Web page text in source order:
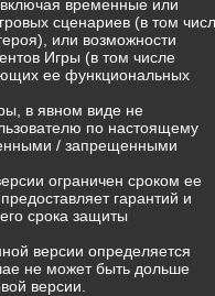
временные или
сценариев (в том
или возможности
Игры (в том числе
ее функциональных
в явном виде не
по настоящему
/ запрещенными
ограничен сроком ее
гарантий и
срока защиты
версии определяется
не может быть дольше
версии.